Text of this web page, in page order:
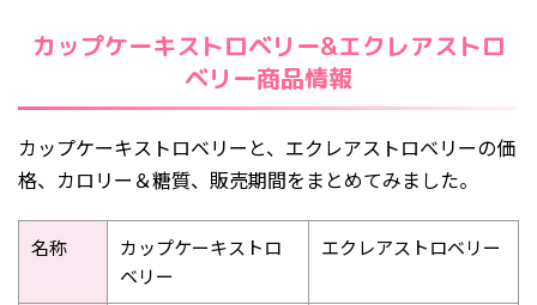
2015年8月
2015年3月
2015年2月
2015年1月
カップケーキストロベリー&エクレアストロ
ベリー商品情報
カップケーキストロベリーと、エクレアストロベリーの価
格、カロリー＆糖質、販売期間をまとめてみました。
名称
カップケーキストロ
ベリー
エクレアストロベリー